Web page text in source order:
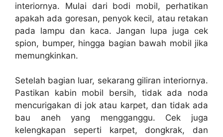
interiornya. Mulai dari bodi mobil, perhatikan
apakah ada goresan, penyok kecil, atau retakan
pada lampu dan kaca. Jangan lupa juga cek
spion, bumper, hingga bagian bawah mobil jika
memungkinkan.
Setelah bagian luar, sekarang giliran interiornya.
Pastikan kabin mobil bersih, tidak ada noda
mencurigakan di jok atau karpet, dan tidak ada
bau aneh yang mengganggu. Cek juga
kelengkapan seperti karpet, dongkrak, dan